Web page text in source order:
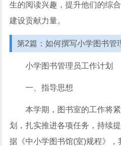
生的阅读兴趣，提升他们的综
建设贡献力量。
第2篇：如何撰写小学图书管
小学图书管理员工作计划
一、指导思想
本学期，图书室的工作将
划，扎实推进各项任务，持续
据《中小学图书馆(室)规程》